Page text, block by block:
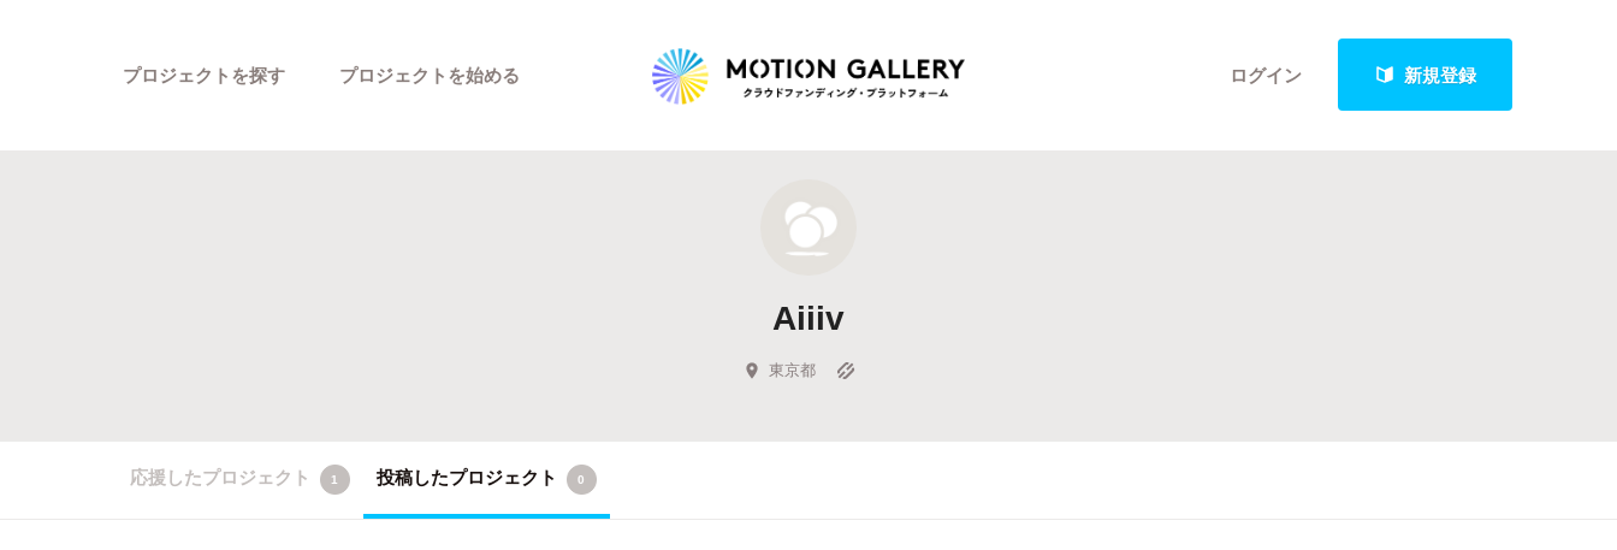
ログイン 新規登録
プロジェクトを探す
新着プロジェクト
Feature
キュレーターから探す
プロジェクトを始める
Aiiiv
東京都
応援したプロジェクト 1 投稿したプロジェクト 0